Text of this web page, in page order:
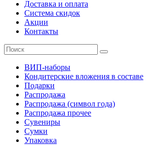
Доставка и оплата
Система скидок
Акции
Контакты
ВИП-наборы
Кондитерские вложения в составе
Подарки
Распродажа
Распродажа (символ года)
Распродажа прочее
Сувениры
Сумки
Упаковка